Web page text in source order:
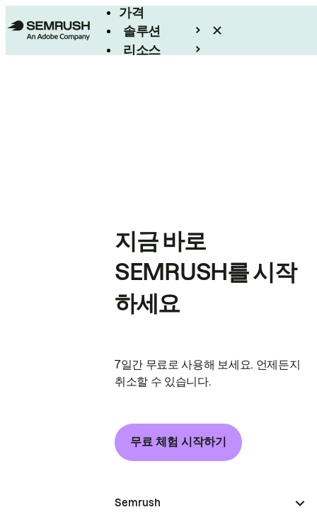
가격
솔루션
리소스
지금 바로
SEMRUSH를 시작
하세요
7일간 무료로 사용해 보세요. 언제든지
취소할 수 있습니다.
무료 체험 시작하기
Semrush